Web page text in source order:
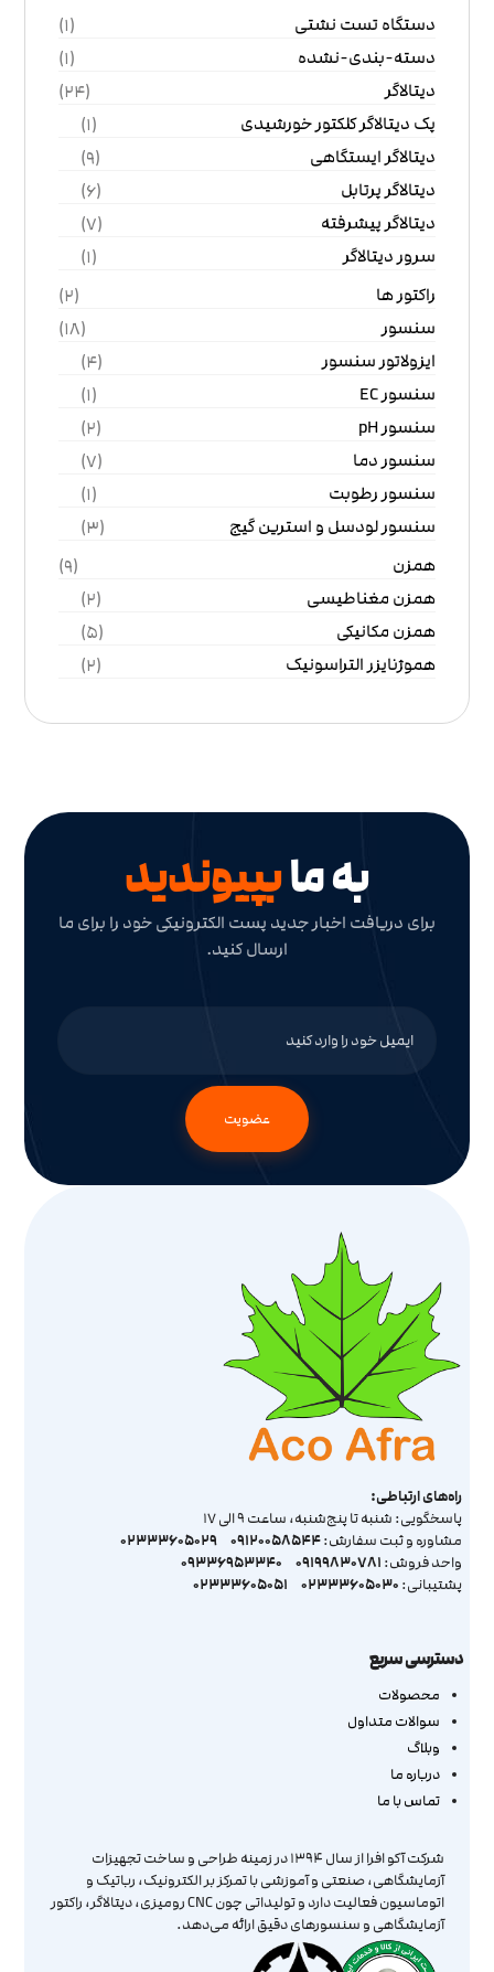
دستگاه تست نشتی
(1)
دسته-بندی-نشده
(1)
دیتالاگر
(24)
پک دیتالاگر کلکتور خورشیدی
(1)
دیتالاگر ایستگاهی
(9)
دیتالاگر پرتابل
(6)
دیتالاگر پیشرفته
(7)
سرور دیتالاگر
(1)
راکتور ها
(2)
سنسور
(18)
ایزولاتور سنسور
(4)
سنسور EC
(1)
سنسور pH
(2)
سنسور دما
(7)
سنسور رطوبت
(1)
سنسور لودسل و استرین گیج
(3)
همزن
(9)
همزن مغناطیسی
(2)
همزن مکانیکی
(5)
هموژنایزر التراسونیک
(2)
به مابپیوندید
برای دریافت اخبار جدید پست الکترونیکی خود را برای ما
ارسال کنید.
عضویت
راه‌های ارتباطی:
پاسخگویی: شنبه تا پنج‌شنبه، ساعت 9 الی 17
مشاوره و ثبت سفارش:09120058544
02333605029
واحد فروش: 09199830781
09336953340
پشتیبانی: 02333605030
02333605051
دسترسی سریع
محصولات
سوالات متداول
وبلاگ
درباره ما
تماس با ما
شرکت آکو افرا از سال ۱۳۹۴ در زمینه طراحی و ساخت تجهیزات
آزمایشگاهی، صنعتی و آموزشی با تمرکز بر الکترونیک، رباتیک و
اتوماسیون فعالیت دارد و تولیداتی چون CNC رومیزی، دیتالاگر، راکتور
آزمایشگاهی و سنسورهای دقیق ارائه می‌دهد.